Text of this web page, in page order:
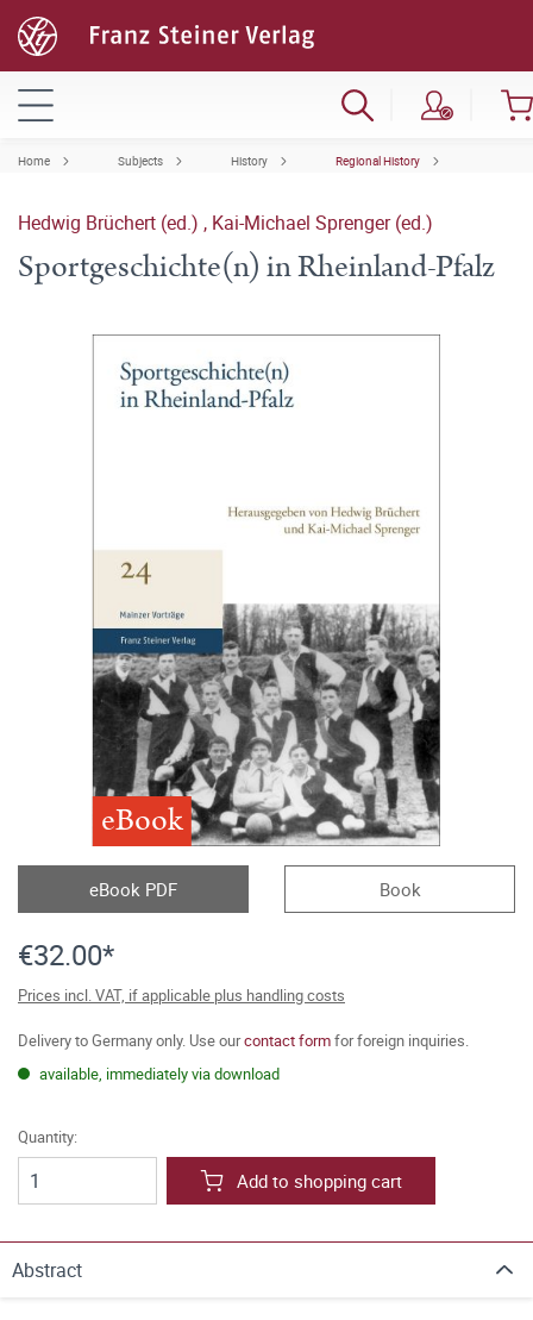
Home Subjects History Regional History
Hedwig Brüchert (ed.) , Kai-Michael Sprenger (ed.)
Sportgeschichte(n) in Rheinland-Pfalz
eBook
eBook PDF Book
€32.00*
Prices incl. VAT, if applicable plus handling costs
Delivery to Germany only. Use ourcontact formfor foreign inquiries.
available, immediately via download
Quantity:
Add to shopping cart
Abstract